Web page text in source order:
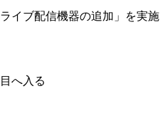
イブ配信機器の追加」を実施
へ入る